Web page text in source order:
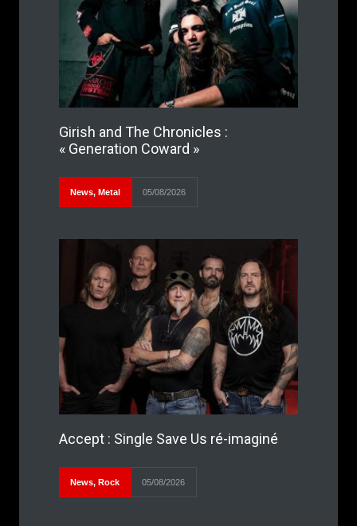
Girish and The Chronicles :
« Generation Coward »
News, Metal 05/08/2026
Accept : Single Save Us ré-imaginé
News, Rock 05/08/2026